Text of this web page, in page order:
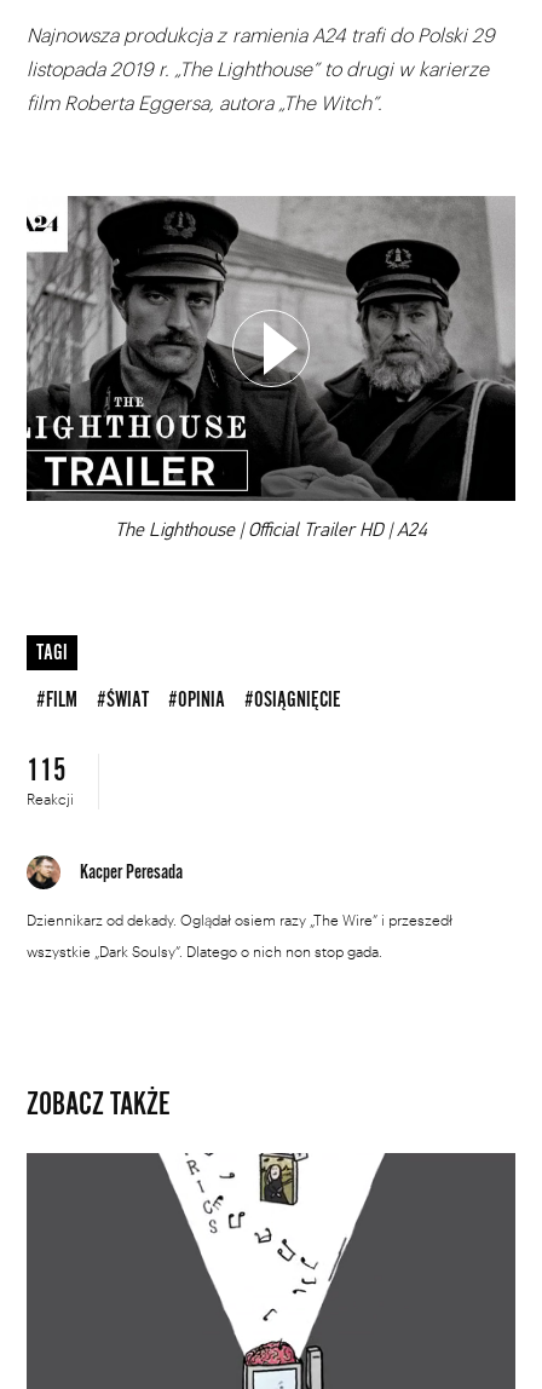
Najnowsza produkcja z ramienia A24 trafi do Polski 29
listopada 2019 r. „The Lighthouse” to drugi w karierze
film Roberta Eggersa, autora „The Witch”.
00:00
The Lighthouse | Official Trailer HD | A24
WYBIERZ SWOJĄ PLAYLISTĘ
DODAJ TEN FILM DO PLAYLISTY
TAGI
#FILM #ŚWIAT #OPINIA #OSIĄGNIĘCIE
115
Reakcji
Kacper Peresada
Dziennikarz od dekady. Oglądał osiem razy „The Wire” i przeszedł
wszystkie „Dark Soulsy”. Dlatego o nich non stop gada.
ZOBACZ TAKŻE